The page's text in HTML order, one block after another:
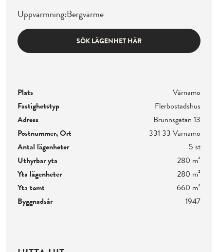
Uppvärmning:Bergvärme
SÖK LÄGENHET HÄR
Plats
Värnamo
Fastighetstyp
Flerbostadshus
Adress
Brunnsgatan 13
Postnummer, Ort
331 33 Värnamo
Antal lägenheter
5 st
Uthyrbar yta
280 m²
Yta lägenheter
280 m²
Yta tomt
660 m²
Byggnadsår
1947